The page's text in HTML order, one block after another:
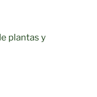
plantas y